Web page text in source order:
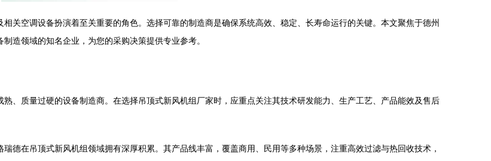
关空调设备扮演着至关重要的角色。选择可靠的制造商是确保系统高效、稳定、长寿命运行的关键。本文聚焦于德州
造领域的知名企业，为您的采购决策提供专业参考。
、质量过硬的设备制造商。在选择吊顶式新风机组厂家时，应重点关注其技术研发能力、生产工艺、产品能效及售后
瑞德在吊顶式新风机组领域拥有深厚积累。其产品线丰富，覆盖商用、民用等多种场景，注重高效过滤与热回收技术，